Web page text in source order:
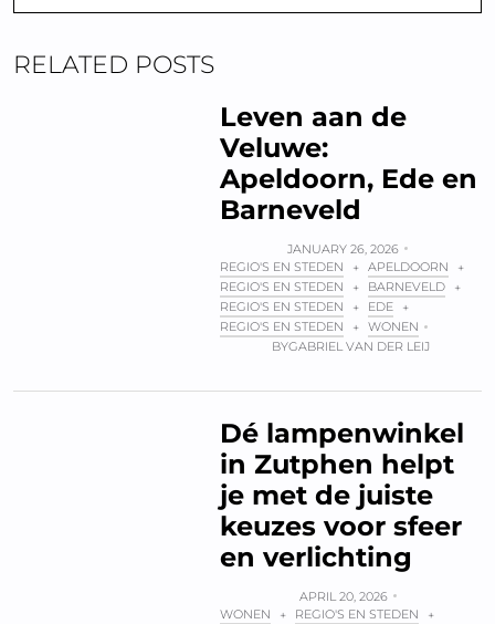
RELATED POSTS
Leven aan de
Veluwe:
Apeldoorn, Ede en
Barneveld
JANUARY 26, 2026
REGIO'S EN STEDEN
+ APELDOORN
+
REGIO'S EN STEDEN
+ BARNEVELD
+
REGIO'S EN STEDEN
+ EDE
+
REGIO'S EN STEDEN
+ WONEN
BYGABRIEL VAN DER LEIJ
Dé lampenwinkel
in Zutphen helpt
je met de juiste
keuzes voor sfeer
en verlichting
APRIL 20, 2026
WONEN
+ REGIO'S EN STEDEN
+